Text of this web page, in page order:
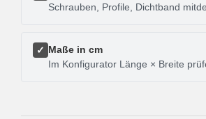
Schrauben, Profile, Dichtband
✓ Maße in cm
Im Konfigurator Länge × Breite